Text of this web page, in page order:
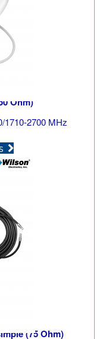
Ohm)
1710-2700 MHz
(opens in new tab)
(75 Ohm)